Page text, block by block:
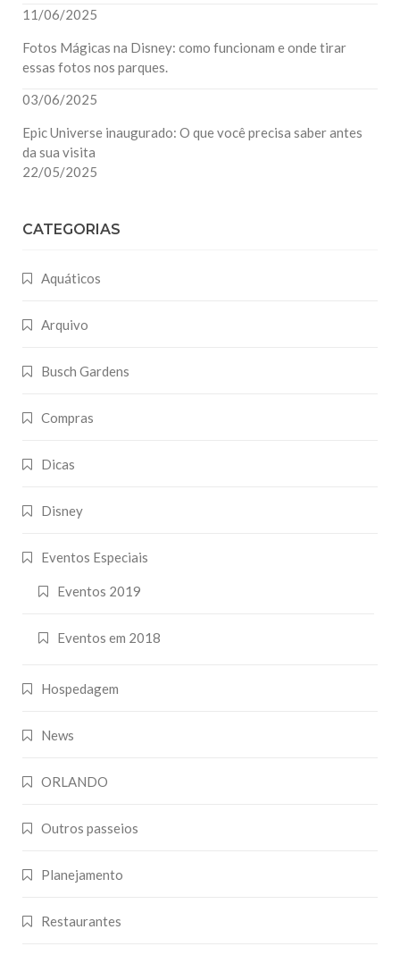
11/06/2025
Fotos Mágicas na Disney: como funcionam e onde tirar
essas fotos nos parques.
03/06/2025
Epic Universe inaugurado: O que você precisa saber antes
da sua visita
22/05/2025
CATEGORIAS
Aquáticos
Arquivo
Busch Gardens
Compras
Dicas
Disney
Eventos Especiais
Eventos 2019
Eventos em 2018
Hospedagem
News
ORLANDO
Outros passeios
Planejamento
Restaurantes